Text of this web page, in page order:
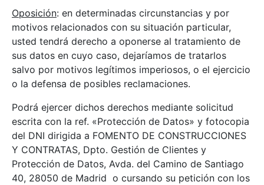
Oposición: en determinadas circunstancias y por
motivos relacionados con su situación particular,
usted tendrá derecho a oponerse al tratamiento de
sus datos en cuyo caso, dejaríamos de tratarlos
salvo por motivos legítimos imperiosos, o el ejercicio
o la defensa de posibles reclamaciones.
Podrá ejercer dichos derechos mediante solicitud
escrita con la ref. «Protección de Datos» y fotocopia
del DNI dirigida a FOMENTO DE CONSTRUCCIONES
Y CONTRATAS, Dpto. Gestión de Clientes y
Protección de Datos, Avda. del Camino de Santiago
40, 28050 de Madrid o cursando su petición con los